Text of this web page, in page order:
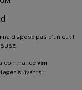
dispose pas d’un outil
commande vim
suivants :